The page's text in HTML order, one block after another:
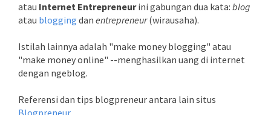
atau Internet Entrepreneurini gabungan dua kata: blog
atau blogging dan entrepreneur(wirausaha).
Istilah lainnya adalah "make money blogging" atau
"make money online" --menghasilkan uang di internet
dengan ngeblog.
Referensi dan tips blogpreneur antara lain situs
Blogpreneur.